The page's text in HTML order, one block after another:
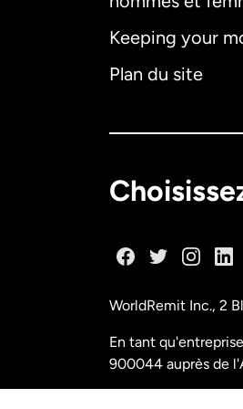
Keeping your
Plan du site
WorldRemit Inc., 2
En tant
900044 auprès de